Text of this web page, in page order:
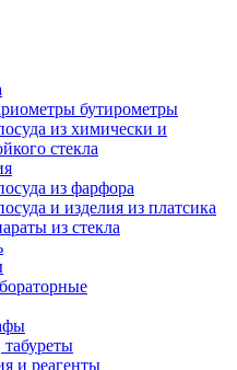
бутирометры
из химически и
стекла
из фарфора
и изделия из платсика
из стекла
табуреты
и реагенты